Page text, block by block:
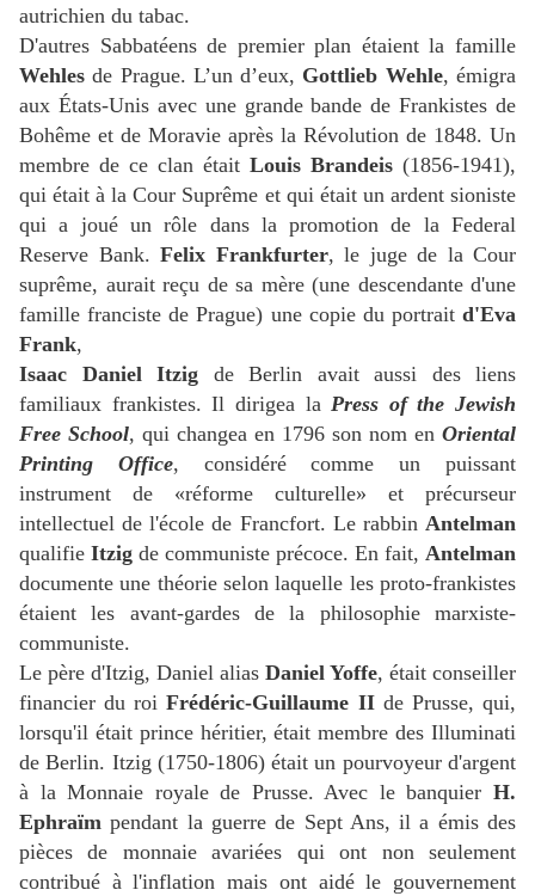
autrichien du tabac.
D'autres Sabbatéens de premier plan étaient la famille
Wehles de Prague. L’un d’eux, Gottlieb Wehle, émigra
aux États-Unis avec une grande bande de Frankistes de
Bohême et de Moravie après la Révolution de 1848. Un
membre de ce clan était Louis Brandeis (1856-1941),
qui était à la Cour Suprême et qui était un ardent sioniste
qui a joué un rôle dans la promotion de la Federal
Reserve Bank. Felix Frankfurter, le juge de la Cour
suprême, aurait reçu de sa mère (une descendante d'une
famille franciste de Prague) une copie du portrait d'Eva
Frank,
Isaac Daniel Itzig de Berlin avait aussi des liens
familiaux frankistes. Il dirigea laPress of the Jewish
Free School, qui changea en 1796 son nom en Oriental
Printing Office, considéré comme un puissant
instrument de «réforme culturelle» et précurseur
intellectuel de l'école de Francfort. Le rabbin Antelman
qualifie Itzig de communiste précoce. En fait, Antelman
documente une théorie selon laquelle les proto-frankistes
étaient les avant-gardes de la philosophie marxiste-
communiste.
Le père d'Itzig, Daniel alias Daniel Yoffe, était conseiller
financier du roiFrédéric-Guillaume IIde Prusse, qui,
lorsqu'il était prince héritier, était membre des Illuminati
de Berlin. Itzig (1750-1806) était un pourvoyeur d'argent
à la Monnaie royale de Prusse. Avec le banquier H.
Ephraïm pendant la guerre de Sept Ans, il a émis des
pièces de monnaie avariées qui ont non seulement
contribué à l'inflation mais ont aidé le gouvernement